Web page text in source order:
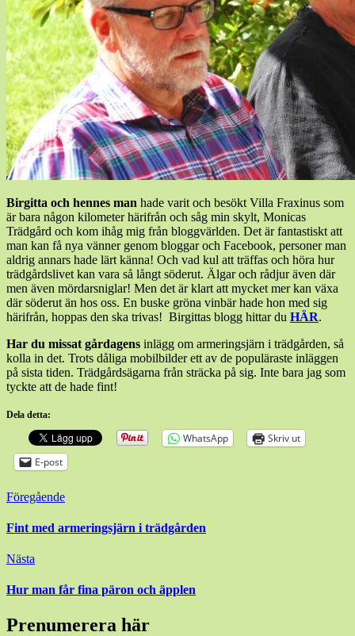
Birgitta och hennes man hade varit och besökt Villa Fraxinus som
är bara någon kilometer härifrån och såg min skylt, Monicas
Trädgård och kom ihåg mig från bloggvärlden. Det är fantastiskt att
man kan få nya vänner genom bloggar och Facebook, personer man
aldrig annars hade lärt känna! Och vad kul att träffas och höra hur
trädgårdslivet kan vara så långt söderut. Älgar och rådjur även där
men även mördarsniglar! Men det är klart att mycket mer kan växa
där söderut än hos oss. En buske gröna vinbär hade hon med sig
härifrån, hoppas den ska trivas! Birgittas blogg hittar du HÄR.
Har du missat gårdagens inlägg om armeringsjärn i trädgården, så
kolla in det. Trots dåliga mobilbilder ett av de populäraste inläggen
på sista tiden. Trädgårdsägarna från sträcka på sig. Inte bara jag som
tyckte att de hade fint!
Dela detta:
WhatsApp
Skriv ut
E-post
Inläggsnavigering
Föregående
Fint med armeringsjärn i trädgården
Nästa
Hur man får fina päron och äpplen
Prenumerera här